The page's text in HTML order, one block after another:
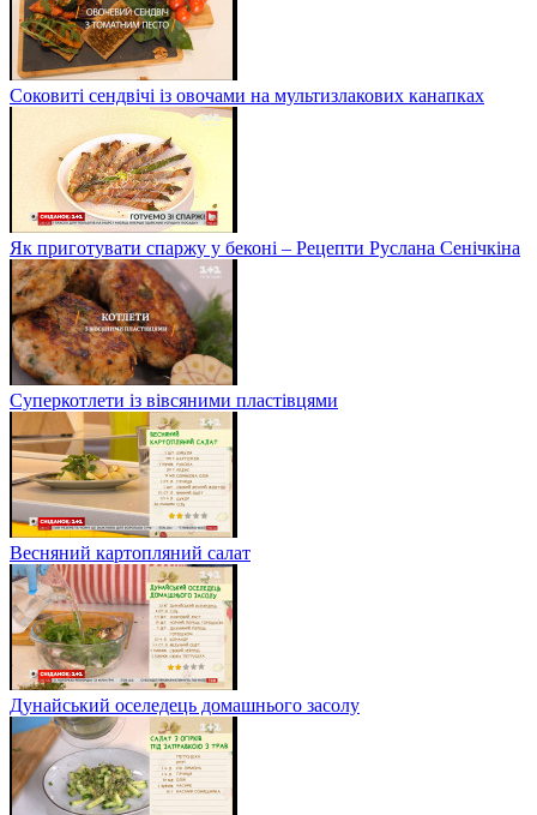
Соковиті сендвічі із овочами на мультизлакових канапках
Як приготувати спаржу у беконі – Рецепти Руслана Сенічкіна
Суперкотлети із вівсяними пластівцями
Весняний картопляний салат
Дунайський оселедець домашнього засолу